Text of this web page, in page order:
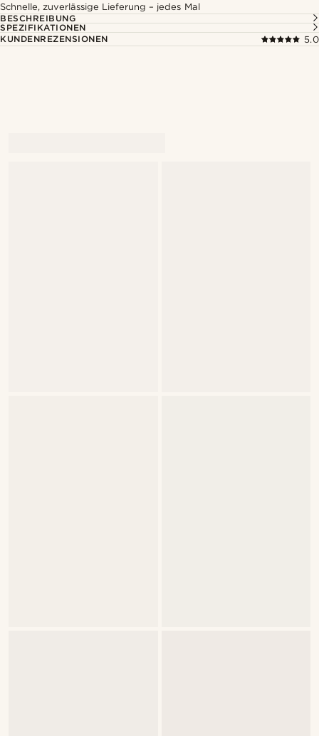
Schnelle, zuverlässige Lieferung – jedes Mal
BESCHREIBUNG
SPEZIFIKATIONEN
KUNDENREZENSIONEN
5.0